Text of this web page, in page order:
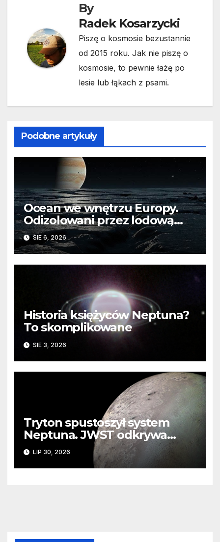
By
Radek Kosarzycki
Piszę o kosmosie bezustannie
od 2015 roku. Jak nie piszę o
kosmosie, to pewnie łażę po
lesie lub łąkach z psami.
Podobne artykuły
Ocean we wnętrzu Europy.
Odizolowani przez lodową
barierę
SIE 6, 2026
Historia księżyców Neptuna?
To skomplikowane
SIE 3, 2026
Tryton spustoszył system
Neptuna. JWST odkrywa
ślady kosmicznej katastrofy i
zaginionego lodu
LIP 30, 2026